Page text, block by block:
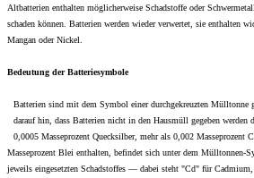
Altbatterien enthalten möglicherweise Schadstoffe oder
schaden können. Batterien werden wieder verwertet, sie enthalten
Mangan oder Nickel.
Bedeutung der Batteriesymbole
Batterien sind mit dem Symbol einer durchgekreuzten Mülltonne
darauf hin, dass Batterien nicht in den Hausmüll gegeben werden
0,0005 Masseprozent Quecksilber, mehr als 0,002 Masseprozent
Masseprozent Blei enthalten, befindet sich unter dem Mülltonnen-
jeweils eingesetzten Schadstoffes — dabei steht "Cd" für